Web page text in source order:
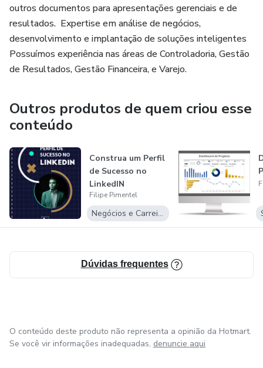
Por que sua empresa precisa desse combo?
- Decisões Rápidas e Inteligentes: Acesse dados em
tempo real e resolva problemas antes que eles afetem
- Aumento de Produtividade: Com dashboards
automáticos e integrados, sua equipe foca no que
- Eficiência em Cada Área: Dashboards personalizados que
se adaptam ao seu tipo de negócio, garantindo controle
total em todos os setores.
outros documentos para apresentações gerenciais e de
resultados. ​ Expertise em análise de negócios,
desenvolvimento e implantação de soluções inteligentes
Possuímos experiência nas áreas de Controladoria, Gestão
de Resultados, Gestão Financeira, e Varejo.
Outros produtos de quem criou esse
conteúdo
Construa um Perfil
de Sucesso no
LinkedIN
Filipe Pimentel
Negócios e Carreira
Dúvidas frequentes
O conteúdo deste produto não representa a opinião da Hotmart.
Se você vir informações inadequadas, denuncie aqui